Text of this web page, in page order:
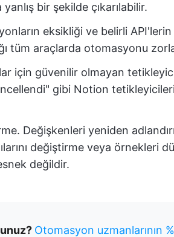
bir şekilde çıkarılabilir.
eksikliği ve belirli
tüm araçlarda otomasyonu
için güvenilir olmayan
gibi Notion
Değişkenleri yeniden
değiştirme veya örnekleri
değildir.
Otomasyon uzmanlarının